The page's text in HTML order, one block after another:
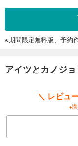
※期間限定無料版、予約
アイツとカノジ
＼ レビュ
※